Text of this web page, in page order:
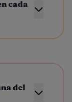
cada
del